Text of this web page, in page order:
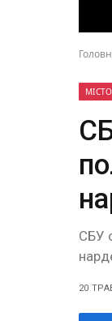
МІСТО
СБУ
20